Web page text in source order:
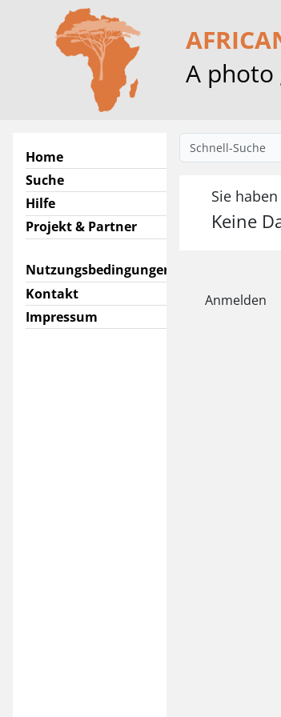
A photo
Home
Suche
Hilfe
Projekt & Partner
Nutzungsbedingungen
Kontakt
Impressum
Sie
Keine
Anmelden